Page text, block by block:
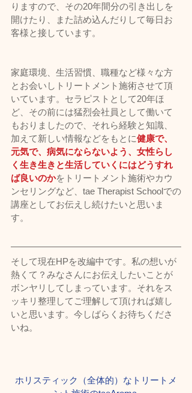
りますので、その20年間分の引き出しを
開けたり、また詰め込んだりして毎日お
客様と接しています。
家庭環境、生活習慣、職種など様々な方
とお会いしトリートメント施術させて頂
いています。セラピストとして20年ほ
ど、その前には猛烈会社員として働いて
もおりましたので、それら経験と知識、
加えて新しい情報などをもとに健康で、
元気で、病気にならないよう、女性らし
く生き生きと生活していくにはどうすれ
ば良いのかをトリートメント施術やカウ
ンセリングなど、tae Therapist Schoolでの
講座としてお伝えし続けたいと思いま
す。
そして現在HPを改編中です。私の想いが
熱くて？みなさんにお伝えしたいことが
ボンヤリしてしまっています。それをス
ッキリ整理してご理解して頂ければ嬉し
いと思います。今しばらくお待ちくださ
いね。
ホリスティック（全体的）なトリートメ